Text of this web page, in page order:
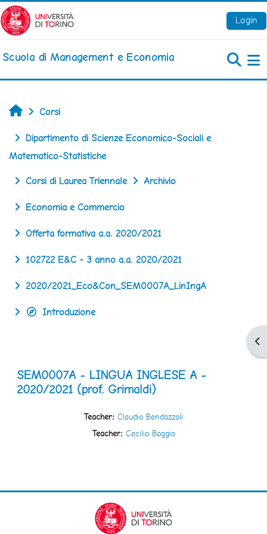
Vai al contenuto principale
Login
Scuola di Management e Economia
Home
Corsi
Dipartimento di Scienze Economico-Sociali e
Matematico-Statistiche
Corsi di Laurea Triennale Archivio
Economia e Commercio
Offerta formativa a.a. 2020/2021
102722 E&C - 3 anno a.a. 2020/2021
2020/2021_Eco&Con_SEM0007A_LinIngA
Introduzione
SEM0007A - LINGUA INGLESE A -
2020/2021 (prof. Grimaldi)
Teacher: Claudio Bendazzoli
Teacher: Cecilia Boggio